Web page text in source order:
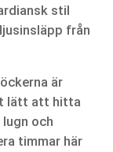
stil
från
är
lätt att hitta
och
timmar här